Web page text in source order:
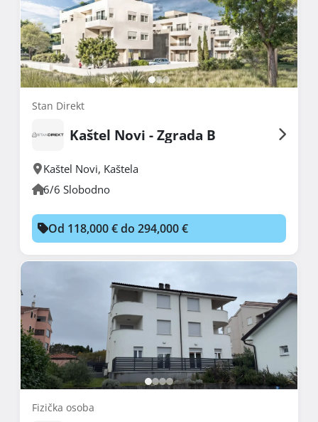
Stan Direkt
Kaštel Novi - Zgrada B
Kaštel Novi, Kaštela
6/6 Slobodno
Od 118,000 € do 294,000 €
Fizička osoba